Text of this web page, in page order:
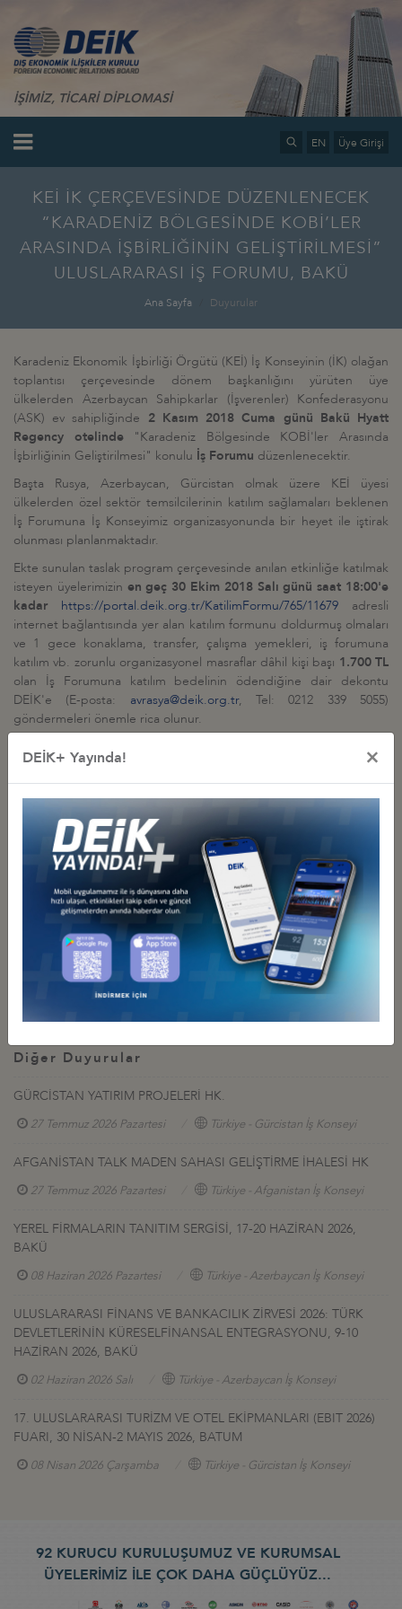
İŞİMİZ, TİCARİ DİPLOMASİ
EN Üye Girişi
KEİ İK ÇERÇEVESİNDE DÜZENLENECEK
“KARADENİZ BÖLGESİNDE KOBİ’LER
ARASINDA İŞBİRLİĞİNİN GELİŞTİRİLMESİ”
ULUSLARARASI İŞ FORUMU, BAKÜ
Ana Sayfa Duyurular
Karadeniz Ekonomik İşbirliği Örgütü (KEİ) İş Konseyinin (İK) olağan
toplantısı çerçevesinde dönem başkanlığını yürüten üye
ülkelerden Azerbaycan Sahipkarlar (İşverenler) Konfederasyonu
(ASK) ev sahipliğinde 2 Kasım 2018 Cuma günü Bakü Hyatt
Regency otelinde"Karadeniz Bölgesinde KOBİ'ler Arasında
İşbirliğinin Geliştirilmesi" konulu İş Forumu düzenlenecektir.
Başta Rusya, Azerbaycan, Gürcistan olmak üzere KEİ üyesi
ülkelerden özel sektör temsilcilerinin katılım sağlamaları beklenen
İş Forumuna İş Konseyimiz organizasyonunda bir heyet ile iştirak
olunması planlanmaktadır.
Ekte sunulan taslak program çerçevesinde anılan etkinliğe katılmak
isteyen üyelerimizin en geç 30 Ekim 2018 Salı günü saat 18:00'e
kadar
https://portal.deik.org.tr/KatilimFormu/765/11679 adresli
internet bağlantısında yer alan katılım formunu doldurmuş olmaları
ve 1 gece konaklama, transfer, çalışma yemekleri, iş forumuna
katılım vb. zorunlu organizasyonel masraflar dâhil kişi başı 1.700 TL
olan İş Forumuna katılım bedelinin ödendiğine dair dekontu
DEİK'e (E-posta: avrasya@deik.org.tr, Tel: 0212 339 5055)
göndermeleri önemle rica olunur.
Uçak biletlerinin katılımcılar tarafından münferit olarak temin
edilmesi gerekmektedir.
Azerbaycan'a seyahatte Türkiye
Cumhuriyeti vatandaşları vizeye tabi tutulmakta olup, Türkiye'deki
Azerbaycan diplomatik misyonları konsolosluk birimlerinden 3 gün
önceden başvuru yapılarak ücretsiz veya Bakü Haydar Aliyev
Uluslararası Havalimanında 10 USD ücret karşılığında giriş vizesi
temin edilebilmektedir.
İlgili Dosyalar
Duyuru Metni
Taslak program
Diğer Duyurular
GÜRCİSTAN YATIRIM PROJELERİ HK.
27 Temmuz 2026 Pazartesi Türkiye - Gürcistan İş Konseyi
AFGANİSTAN TALK MADEN SAHASI GELİŞTİRME İHALESİ HK
27 Temmuz 2026 Pazartesi Türkiye - Afganistan İş Konseyi
YEREL FİRMALARIN TANITIM SERGİSİ, 17-20 HAZİRAN 2026,
BAKÜ
08 Haziran 2026 Pazartesi Türkiye - Azerbaycan İş Konseyi
ULUSLARARASI FİNANS VE BANKACILIK ZİRVESİ 2026: TÜRK
DEVLETLERİNİN KÜRESELFİNANSAL ENTEGRASYONU, 9-10
HAZİRAN 2026, BAKÜ
02 Haziran 2026 Salı Türkiye - Azerbaycan İş Konseyi
17. ULUSLARARASI TURİZM VE OTEL EKİPMANLARI (EBIT 2026)
FUARI, 30 NİSAN-2 MAYIS 2026, BATUM
08 Nisan 2026 Çarşamba Türkiye - Gürcistan İş Konseyi
92 KURUCU KURULUŞUMUZ VE KURUMSAL
ÜYELERİMİZ İLE ÇOK DAHA GÜÇLÜYÜZ...
DEİK+ Yayında! ×